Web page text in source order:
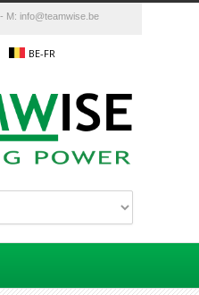
M: info@teamwise.be
BE-FR